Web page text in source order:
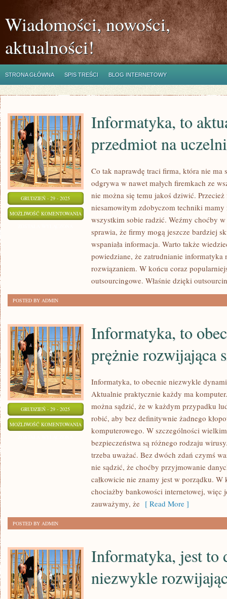
Wiadomości, nowości,
aktualności!
STRONA GŁÓWNA SPIS TREŚCI BLOG INTERNETOWY
GRUDZIEŃ - 29 - 2025
MOŻLIWOŚĆ KOMENTOWANIA
AKTUALNIE
Informatyka, to
przedmiot na
Co tak naprawdę traci firma, która nie ma
odgrywa w nawet małych firemkach ze
nie można się temu jakoś dziwić.
niesamowitym zdobyczom techniki
wszystkim sobie radzić. Weźmy choćby
sprawia, że firmy mogą jeszcze bardziej
wspaniała informacja. Warto także
powiedziane, że zatrudnianie informatyka
rozwiązaniem. W końcu coraz
outsourcingowe. Właśnie dzięki
POSTED BY ADMIN
GRUDZIEŃ - 29 - 2025
MOŻLIWOŚĆ KOMENTOWANIA INFORMATYKA,
OBECNIE
Informatyka, to
prężnie rozwijająca
Informatyka, to obecnie niezwykle
Aktualnie praktycznie każdy ma
można sądzić, że w każdym przypadku
robić, aby bez definitywnie żadnego
komputerowego. W szczególności
bezpieczeństwa są różnego rodzaju
trzeba uważać. Bez dwóch zdań czymś
nie sądzić, że choćby przyjmowanie
całkowicie nie znamy jest w porządku.
chociażby bankowości internetowej, więc
zauważymy, że [ Read More ]
POSTED BY ADMIN
Informatyka, jest to
niezwykle